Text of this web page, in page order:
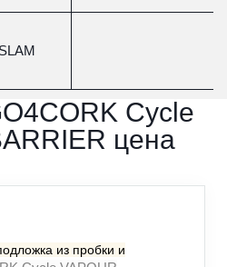
Cycle
цена
из пробки и